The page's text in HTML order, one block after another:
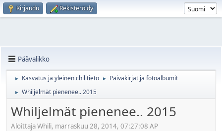
Kirjaudu Rekisteröidy
Päävalikko
► Kasvatus ja yleinen chilitieto ► Päiväkirjat ja fotoalbumit
► Whiljelmät pienenee.. 2015
Whiljelmät pienenee.. 2015
Aloittaja Whili, marraskuu 28, 2014, 07:27:08 AP